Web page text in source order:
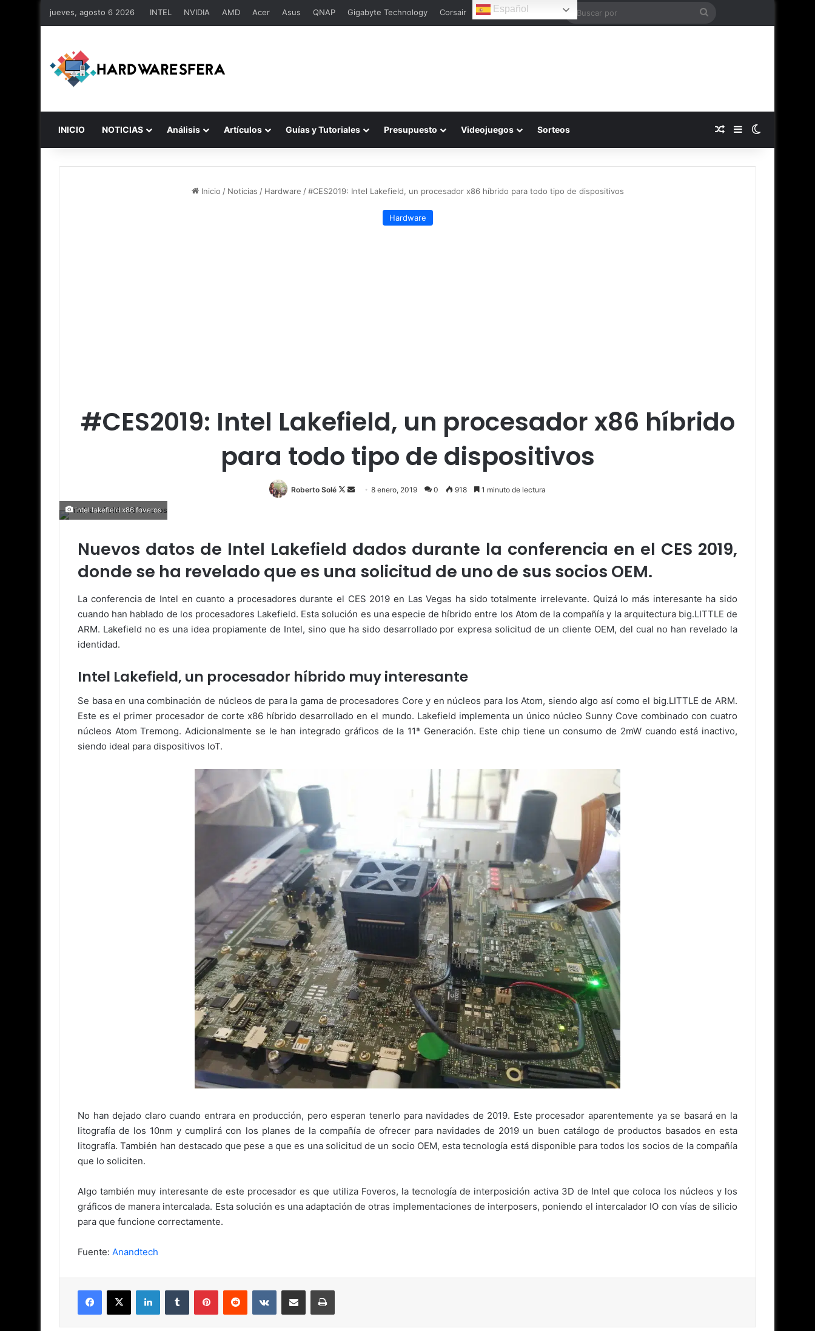
jueves, agosto 6 2026 INTEL NVIDIA AMD Acer Asus QNAP Gigabyte Technology Corsair Español
Buscar
INICIO NOTICIAS Análisis Artículos Guías y Tutoriales Presupuesto Videojuegos Sorteos Publicación al azar
Barra lateral
Inicio / Noticias / Hardware / #CES2019: Intel Lakefield, un procesador x86 híbrido para todo tipo de dispositivos
Hardware
#CES2019: Intel Lakefield, un procesador x86 híbrido
para todo tipo de dispositivos
Roberto Solé
F
o
a
e
l
8 enero, 2019 0 918 1 minuto de lectura
intel lakefield x86 foveros
Nuevos datos de Intel Lakefield dados durante la conferencia en el CES 2019,
donde se ha revelado que es una solicitud de uno de sus socios OEM.
La conferencia de Intel en cuanto a procesadores durante el CES 2019 en Las Vegas ha sido totalmente irrelevante. Quizá lo más interesante ha sido
cuando han hablado de los procesadores Lakefield. Esta solución es una especie de híbrido entre los Atom de la compañía y la arquitectura big.LITTLE de
ARM. Lakefield no es una idea propiamente de Intel, sino que ha sido desarrollado por expresa solicitud de un cliente OEM, del cual no han revelado la
identidad.
Intel Lakefield, un procesador híbrido muy interesante
Se basa en una combinación de núcleos de para la gama de procesadores Core y en núcleos para los Atom, siendo algo así como el big.LITTLE de ARM.
Este es el primer procesador de corte x86 híbrido desarrollado en el mundo. Lakefield implementa un único núcleo Sunny Cove combinado con cuatro
núcleos Atom Tremong. Adicionalmente se le han integrado gráficos de la 11ª Generación. Este chip tiene un consumo de 2mW cuando está inactivo,
siendo ideal para dispositivos IoT.
No han dejado claro cuando entrara en producción, pero esperan tenerlo para navidades de 2019. Este procesador aparentemente ya se basará en la
litografía de los 10nm y cumplirá con los planes de la compañía de ofrecer para navidades de 2019 un buen catálogo de productos basados en esta
litografía. También han destacado que pese a que es una solicitud de un socio OEM, esta tecnología está disponible para todos los socios de la compañía
que lo soliciten.
Algo también muy interesante de este procesador es que utiliza Foveros, la tecnología de interposición activa 3D de Intel que coloca los núcleos y los
gráficos de manera intercalada. Esta solución es una adaptación de otras implementaciones de interposers, poniendo el intercalador IO con vías de silicio
para que funcione correctamente.
Fuente: Anandtech